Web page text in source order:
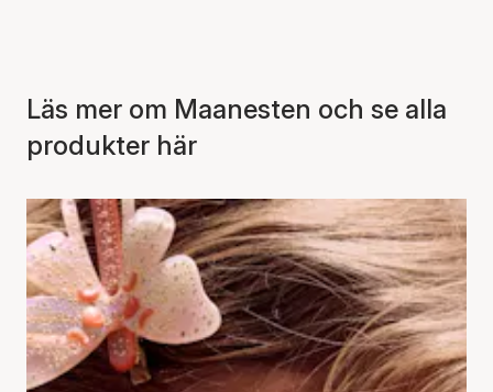
Läs mer om Maanesten och se alla
produkter här